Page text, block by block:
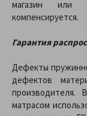
магазин или
компенсируется.
Гарантия
Дефекты
дефектов
производителя.
матрасом